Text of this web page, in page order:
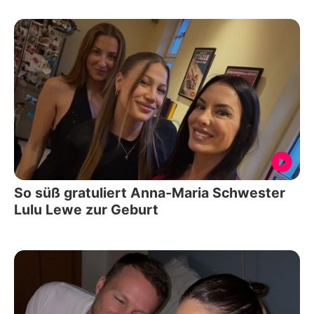
So süß gratuliert Anna-Maria Schwester
Lulu Lewe zur Geburt